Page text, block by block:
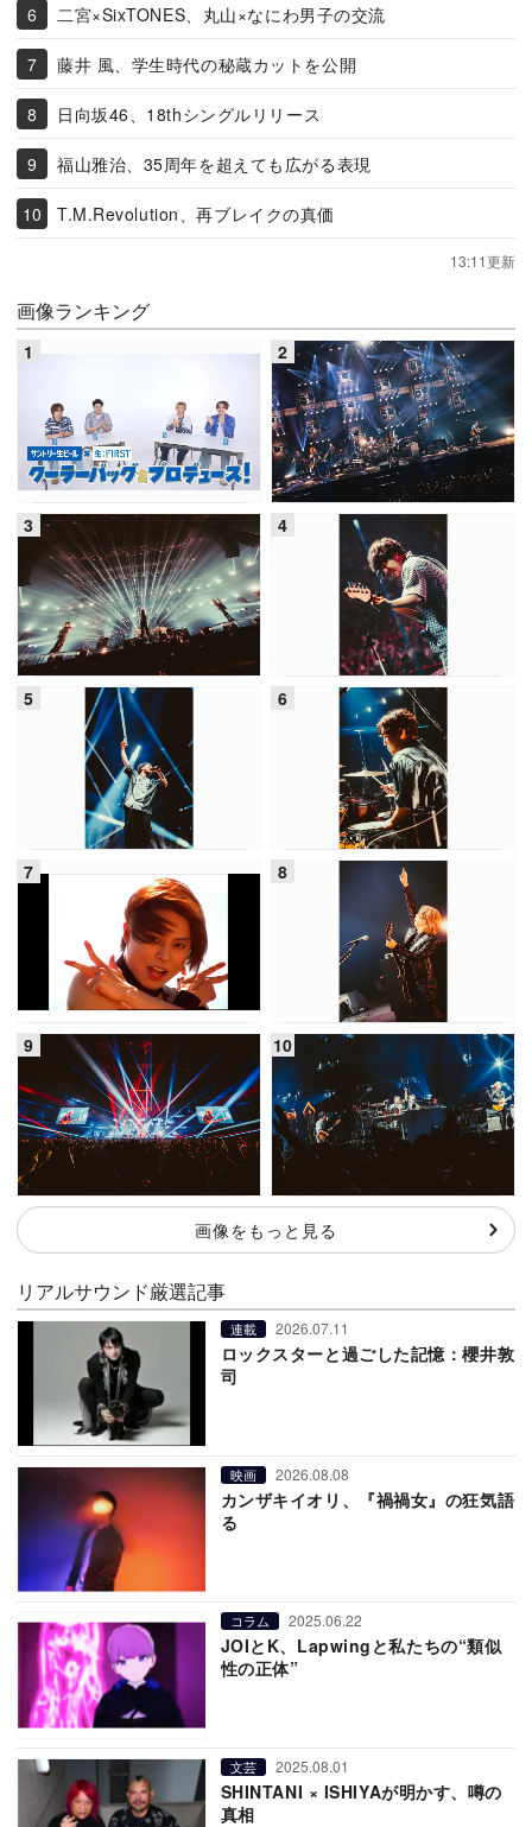
二宮×SixTONES、丸山×なにわ男子の交流
藤井 風、学生時代の秘蔵カットを公開
日向坂46、18thシングルリリース
福山雅治、35周年を超えても広がる表現
T.M.Revolution、再ブレイクの真価
13:11更新
画像ランキング
画像をもっと見る
リアルサウンド厳選記事
連載 2026.07.11
ロックスターと過ごした記憶：櫻井敦
司
映画 2026.08.08
カンザキイオリ、『禍禍女』の狂気語
る
コラム 2025.06.22
JOIとK、Lapwingと私たちの“類似
性の正体”
文芸 2025.08.01
SHINTANI × ISHIYAが明かす、噂の
真相